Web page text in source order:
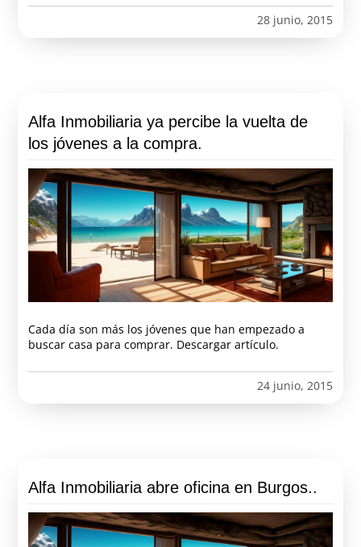
28 junio, 2015
Alfa Inmobiliaria ya percibe la vuelta de
los jóvenes a la compra.
Cada día son más los jóvenes que han empezado a
buscar casa para comprar. Descargar artículo.
24 junio, 2015
Alfa Inmobiliaria abre oficina en Burgos..